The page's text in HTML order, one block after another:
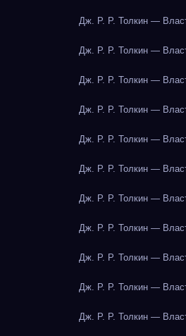
Дж. Р. Р. Толкин —
Дж. Р. Р. Толкин —
Дж. Р. Р. Толкин —
Дж. Р. Р. Толкин —
Дж. Р. Р. Толкин —
Дж. Р. Р. Толкин —
Дж. Р. Р. Толкин —
Дж. Р. Р. Толкин —
Дж. Р. Р. Толкин —
Дж. Р. Р. Толкин —
Дж. Р. Р. Толкин —